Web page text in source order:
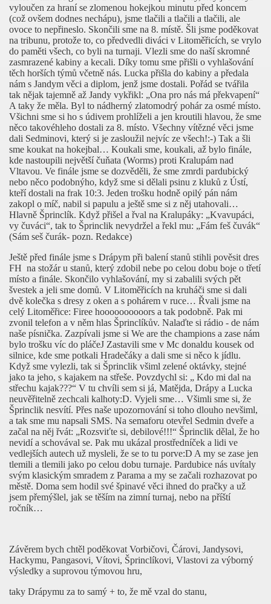
vyloučen za hraní se zlomenou hokejkou minutu před koncem
(což ovšem dodnes nechápu), jsme tlačili a tlačili a tlačili, ale
ovoce to nepřineslo. Skončili sme na 8. místě. Šli jsme poděkovat
na tribunu, protože to, co předvedli diváci v Litoměřicích, se vrylo
do paměti všech, co byli na turnaji. Vlezli sme do naší skromné
zasmrazené kabiny a kecali. Díky tomu sme přišli o vyhlašování
těch horších týmů včetně nás. Lucka přišla do kabiny a předala
nám s Jandym věci a diplom, jenž jsme dostali. Pořád se tvářila
tak nějak tajemně až Jandy vykřikl: „Ona pro nás má překvapení“
A taky že měla. Byl to nádherný zlatomodrý pohár za osmé místo.
Všichni sme si ho s údivem prohlíželi a jen kroutili hlavou, že sme
něco takovéhleho dostali za 8. místo. Všechny vítězné věci jsme
dali Sedminovi, který si je zasloužil nejvíc ze všech!:-) Tak a šli
sme koukat na hokejbal… Koukali sme, koukali, až bylo finále,
kde nastoupili největší čuňata (Worms) proti Kralupám nad
Vltavou. Ve finále jsme se dozvěděli, že sme zmrdi pardubický
nebo něco podobnýho, když sme si dělali psinu z kluků z Ústí,
kteří dostali na frak 10:3. Jeden trošku hodně opilý pán nám
zakopl o míč, nabil si papulu a ještě sme si z něj utahovali…
Hlavně Šprinclík. Když přišel a řval na Kralupáky: „Kvavupáci,
vy čuváci“, tak to Šprinclik nevydržel a řekl mu: „Fám feš čuvák“
(Sám seš čurák- pozn. Redakce)
Ještě před finále jsme s Drápym při balení stanů stihli pověsit dres
FH na stožár u stanů, který zdobil nebe po celou dobu boje o třetí
místo a finále. Skončilo vyhlašování, my si zabalili svých pět
švestek a jeli sme domů. V Litoměřicích na kruháči sme si dali
dvě kolečka s dresy z oken a s pohárem v ruce… Řvali jsme na
celý Litoměřice: Firee hoooooooooors a tak podobně. Pak mi
zvonil telefon a v něm hlas Šprinclíkův. Nalaďte si rádio - de nám
naše písnička. Zazpívali jsme si We are the champions a zase nám
bylo trošku víc do pláčeJ Zastavili sme v Mc donaldu kousek od
silnice, kde sme potkali Hradečáky a dali sme si něco k jídlu.
Když sme vylezli, tak si Šprinclik všiml zelené oktávky, stejné
jako ta jeho, s kajakem na střeše. Povzdychl si: „ Kdo mi dal na
střechu kajak???“ V tu chvíli sem si já, Matějda, Drápy a Lucka
neuvěřitelně zechcali kalhoty:D. Vyjeli sme… Všimli sme si, že
Šprinclik nesvítí. Přes naše upozornování si toho dlouho nevšiml,
a tak sme mu napsali SMS. Na semaforu otevřel Sedmin dveře a
začal na něj řvát: „Rozsviťte si, debilové!!!“ Šprinclik dělal, že ho
nevidí a schovával se. Pak mu ukázal prostředníček a lidi ve
vedlejších autech už mysleli, že se to tu porve:D A my se zase jen
tlemili a tlemili jako po celou dobu turnaje. Pardubice nás uvítaly
svým klasickým smradem z Parama a my se začali rozhazovat po
městě. Doma sem hodil své špinavé věci ihned do pračky a už
jsem přemýšlel, jak se těším na zimní turnaj, nebo na příští
ročník…
Závěrem bych chtěl poděkovat Vorbičovi, Čárovi, Jandysovi,
Hackymu, Pangasovi, Vítovi, Šprinclíkovi, Vlastovi za výborný
výsledky a suprovou týmovou hru,
taky Drápymu za to samý + to, že mě vzal do stanu,